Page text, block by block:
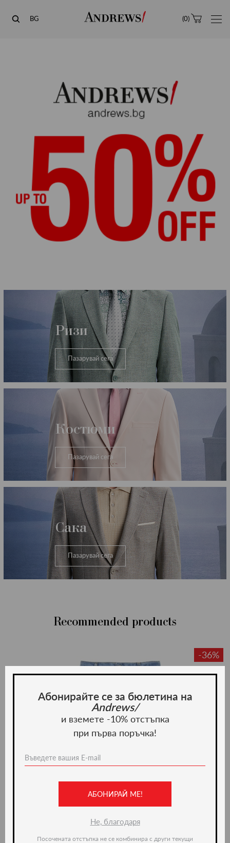
Andrews
BG (0)
Категории
Ризи
Пазарувай сега
Костюми
Пазарувай сега
Сака
Пазарувай сега
Recommended products
-36%
Абонирайте се за бюлетина на
Andrews/
и вземете -10% отстъпка
при първа поръчка!
АБОНИРАЙ МЕ!
Не, благодаря
Посочената отстъпка не се комбинира с други текущи